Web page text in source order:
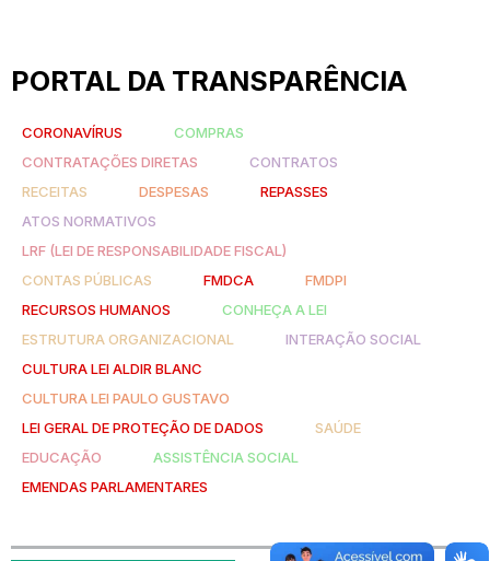
PORTAL DA TRANSPARÊNCIA
CORONAVÍRUS
COMPRAS
CONTRATAÇÕES DIRETAS
CONTRATOS
RECEITAS
DESPESAS
REPASSES
ATOS NORMATIVOS
LRF (LEI DE RESPONSABILIDADE FISCAL)
CONTAS PÚBLICAS
FMDCA
FMDPI
RECURSOS HUMANOS
CONHEÇA A LEI
ESTRUTURA ORGANIZACIONAL
INTERAÇÃO SOCIAL
CULTURA LEI ALDIR BLANC
CULTURA LEI PAULO GUSTAVO
LEI GERAL DE PROTEÇÃO DE DADOS
SAÚDE
EDUCAÇÃO
ASSISTÊNCIA SOCIAL
EMENDAS PARLAMENTARES